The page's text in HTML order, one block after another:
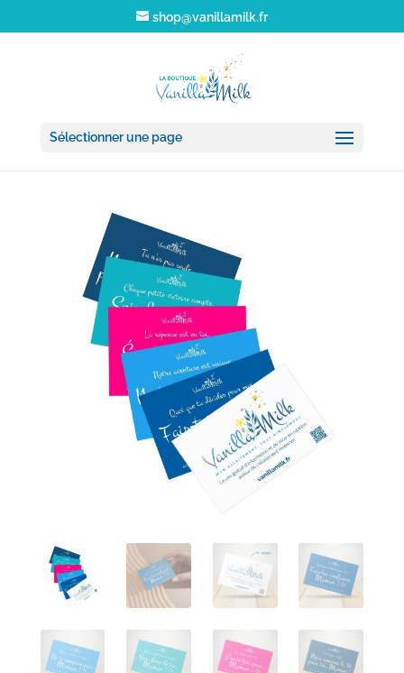
shop@vanillamilk.fr
Sélectionner une page